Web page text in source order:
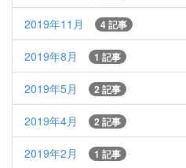
2019年11月 4 記事
2019年8月 1 記事
2019年5月 2 記事
2019年4月 2 記事
2019年2月 1 記事